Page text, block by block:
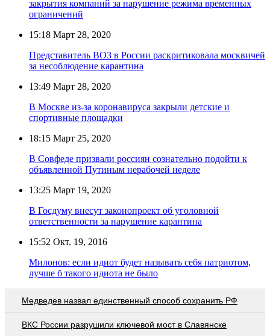
закрытия компаний за нарушение режима временных
ограничений
15:18 Март 28, 2020
Представитель ВОЗ в России раскритиковала москвичей
за несоблюдение карантина
13:49 Март 28, 2020
В Москве из-за коронавируса закрыли детские и
спортивные площадки
18:15 Март 25, 2020
В Совфеде призвали россиян сознательно подойти к
объявленной Путиным нерабочей неделе
13:25 Март 19, 2020
В Госдуму внесут законопроект об уголовной
ответственности за нарушение карантина
15:52 Окт. 19, 2016
Милонов: если идиот будет называть себя патриотом,
лучше б такого идиота не было
Медведев назвал единственный способ сохранить РФ
ВКС России разрушили ключевой мост в Славянске